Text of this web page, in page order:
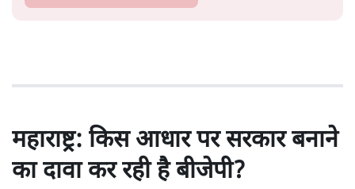
महाराष्ट्र: किस आधार पर सरकार बनाने
का दावा कर रही है बीजेपी?